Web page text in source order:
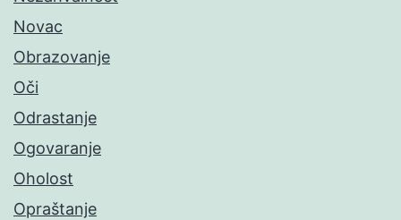
Novac
Obrazovanje
Oči
Odrastanje
Ogovaranje
Oholost
Opraštanje